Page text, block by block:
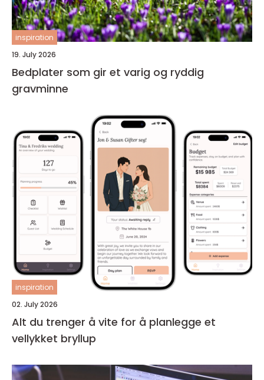
inspiration
19. July 2026
Bedplater som gir et varig og ryddig
gravminne
inspiration
02. July 2026
Alt du trenger å vite for å planlegge et
vellykket bryllup